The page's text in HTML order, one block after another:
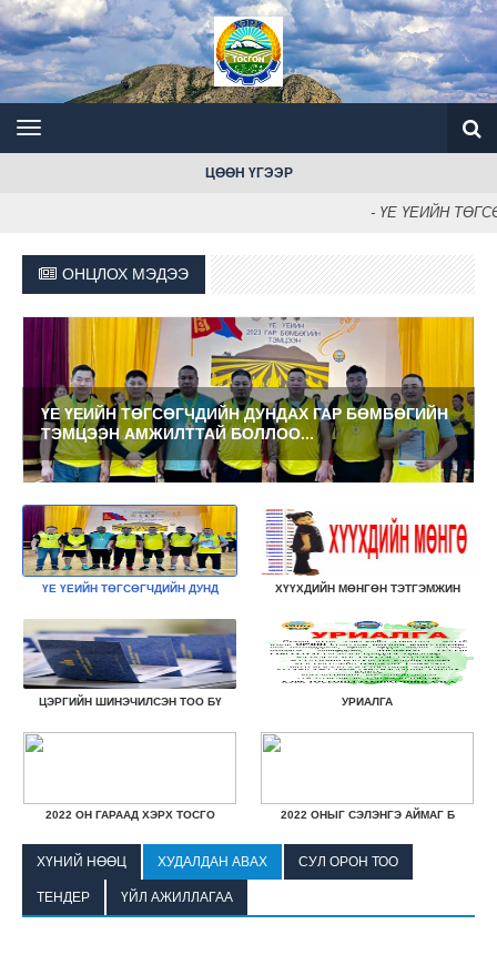
ЦӨӨН ҮГЭЭР
- ҮЕ ҮЕИЙН
ОНЦЛОХ МЭДЭЭ
ХҮҮХДИЙН МӨНГӨН ТЭТГЭМЖИНД
ШААРДЛАГАГҮЙ ...
ҮЕ ҮЕИЙН ТӨГСӨГЧДИЙН ДУНД ХҮҮХДИЙН МӨНГӨН ТЭТГЭМЖИН
ЦЭРГИЙН ШИНЭЧИЛСЭН ТОО БҮ УРИАЛГА
2022 ОН ГАРААД ХЭРХ ТОСГО 2022 ОНЫГ СЭЛЭНГЭ АЙМАГ Б
ХҮНИЙ НӨӨЦ ХУДАЛДАН АВАХ СУЛ ОРОН ТОО
ТЕНДЕР ҮЙЛ АЖИЛЛАГАА